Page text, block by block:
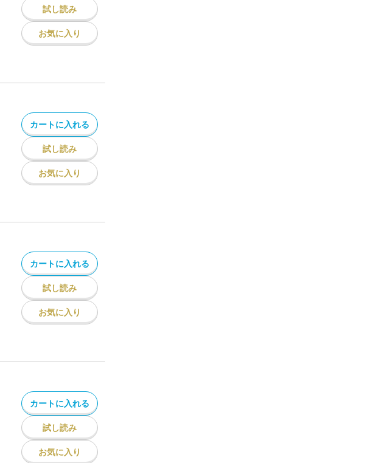
試し読み
お気に入り
カートに入れる
試し読み
お気に入り
カートに入れる
試し読み
お気に入り
カートに入れる
試し読み
お気に入り